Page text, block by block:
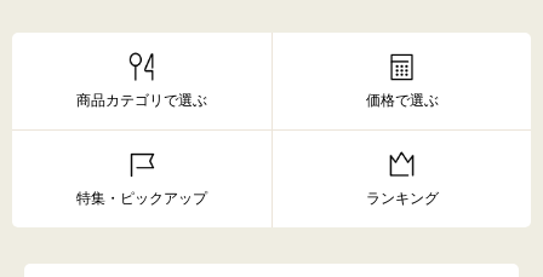
商品カテゴリで選ぶ 価格で選ぶ
特集・ピックアップ ランキング